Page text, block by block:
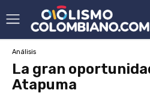
Análisis
La gran
Atapuma